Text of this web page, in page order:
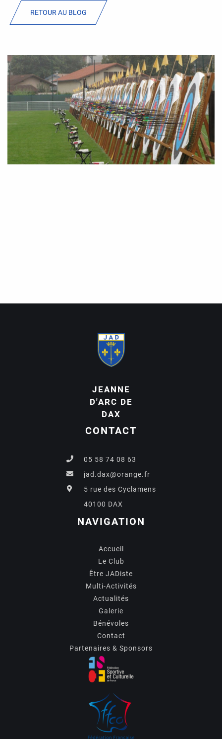
RETOUR AU BLOG
JEANNE
D'ARC DE
DAX
CONTACT
05 58 74 08 63
jad.dax@orange.fr
5 rue des Cyclamens
40100 DAX
NAVIGATION
Accueil
Le Club
Être JADiste
Multi-Activités
Actualités
Galerie
Bénévoles
Contact
Partenaires & Sponsors